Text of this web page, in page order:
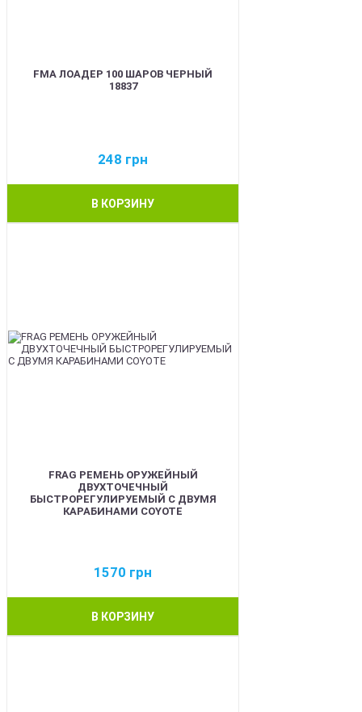
FMA ЛОАДЕР 100 ШАРОВ ЧЕРНЫЙ
18837
248 грн
В КОРЗИНУ
FRAG РЕМЕНЬ ОРУЖЕЙНЫЙ
ДВУХТОЧЕЧНЫЙ
БЫСТРОРЕГУЛИРУЕМЫЙ С ДВУМЯ
КАРАБИНАМИ COYOTE
1570 грн
В КОРЗИНУ